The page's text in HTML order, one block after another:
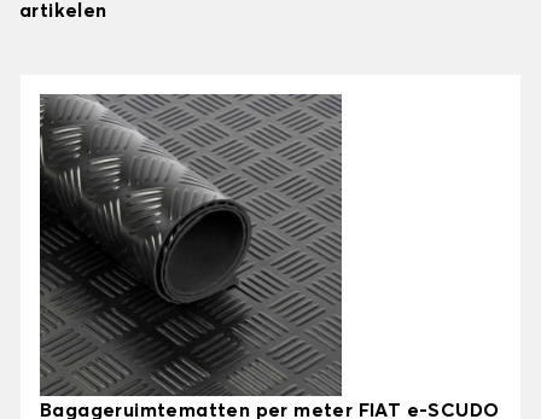
artikelen
Bagageruimtematten per meter FIAT e-SCUDO